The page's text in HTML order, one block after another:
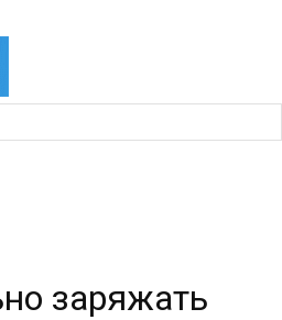
заряжать